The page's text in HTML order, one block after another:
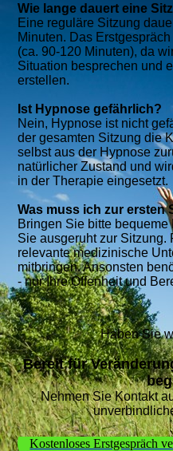
Wie lange dauert eine
Eine reguläre Sitzung
Minuten. Das
(ca. 90-120 Minuten), da
Situation besprechen und
erstellen.
Ist Hypnose gefährlich?
Nein, Hypnose ist nicht
der gesamten Sitzung die
selbst aus der Hypnose
natürlicher Zustand und
in der Therapie eingesetzt.
Was muss ich zur ersten
Bringen Sie bitte
Sie ausgeruht zur
relevante medizinische
mitbringen. Ansonsten
- nur Ihre Offenheit und
Haben Sie
Bereit für
Nehmen Sie Kontakt
Kostenloses Erstgespräch